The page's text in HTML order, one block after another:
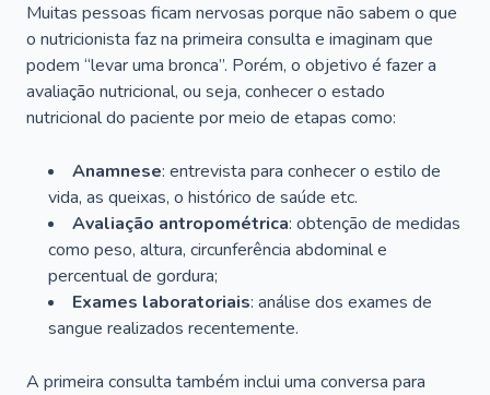
Muitas pessoas ficam nervosas porque não sabem o que
o nutricionista faz na primeira consulta e imaginam que
podem “levar uma bronca”. Porém, o objetivo é fazer a
avaliação nutricional, ou seja, conhecer o estado
nutricional do paciente por meio de etapas como:
Anamnese: entrevista para conhecer o estilo de
vida, as queixas, o histórico de saúde etc.
Avaliação antropométrica: obtenção de medidas
como peso, altura, circunferência abdominal e
percentual de gordura;
Exames laboratoriais: análise dos exames de
sangue realizados recentemente.
A primeira consulta também inclui uma conversa para